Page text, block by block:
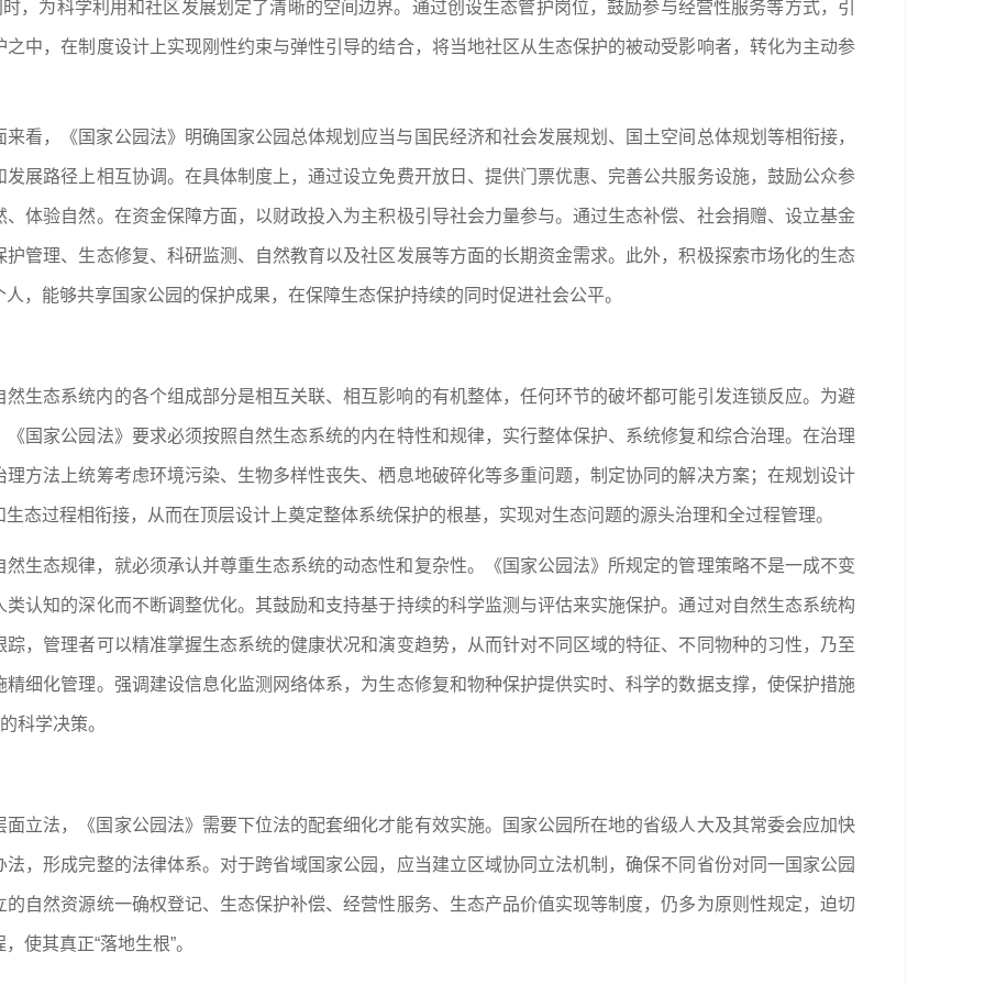
，为科学利用和社区发展划定了清晰的空间边界。通过创设生态管护岗位，鼓励参与经营性服务等方式，引
中，在制度设计上实现刚性约束与弹性引导的结合，将当地社区从生态保护的被动受影响者，转化为主动参
看，《国家公园法》明确国家公园总体规划应当与国民经济和社会发展规划、国土空间总体规划等相衔接，
展路径上相互协调。在具体制度上，通过设立免费开放日、提供门票优惠、完善公共服务设施，鼓励公众参
体验自然。在资金保障方面，以财政投入为主积极引导社会力量参与。通过生态补偿、社会捐赠、设立基金
管理、生态修复、科研监测、自然教育以及社区发展等方面的长期资金需求。此外，积极探索市场化的生态
，能够共享国家公园的保护成果，在保障生态保护持续的同时促进社会公平。
生态系统内的各个组成部分是相互关联、相互影响的有机整体，任何环节的破坏都可能引发连锁反应。为避
国家公园法》要求必须按照自然生态系统的内在特性和规律，实行整体保护、系统修复和综合治理。在治理
方法上统筹考虑环境污染、生物多样性丧失、栖息地破碎化等多重问题，制定协同的解决方案；在规划设计
态过程相衔接，从而在顶层设计上奠定整体系统保护的根基，实现对生态问题的源头治理和全过程管理。
生态规律，就必须承认并尊重生态系统的动态性和复杂性。《国家公园法》所规定的管理策略不是一成不变
认知的深化而不断调整优化。其鼓励和支持基于持续的科学监测与评估来实施保护。通过对自然生态系统构
，管理者可以精准掌握生态系统的健康状况和演变趋势，从而针对不同区域的特征、不同物种的习性，乃至
细化管理。强调建设信息化监测网络体系，为生态修复和物种保护提供实时、科学的数据支撑，使保护措施
科学决策。
立法，《国家公园法》需要下位法的配套细化才能有效实施。国家公园所在地的省级人大及其常委会应加快
，形成完整的法律体系。对于跨省域国家公园，应当建立区域协同立法机制，确保不同省份对同一国家公园
自然资源统一确权登记、生态保护补偿、经营性服务、生态产品价值实现等制度，仍多为原则性规定，迫切
使其真正“落地生根”。